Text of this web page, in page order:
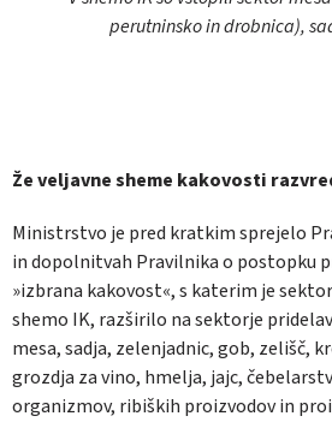
perutninsko in drobnica),
Že veljavne sheme kakovosti
Ministrstvo je pred kratkim sprejelo
in dopolnitvah Pravilnika o postopku
»izbrana kakovost«, s katerim je
shemo IK, razširilo na sektorje
mesa, sadja, zelenjadnic, gob, zelišč,
grozdja za vino, hmelja, jajc,
organizmov, ribiških proizvodov in